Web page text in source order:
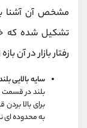
مشخص آن آشنا
تشکیل شده که
رفتار بازار در آن
سایه بالایی
بلند در قسمت
برای بالا
به محدوده ای